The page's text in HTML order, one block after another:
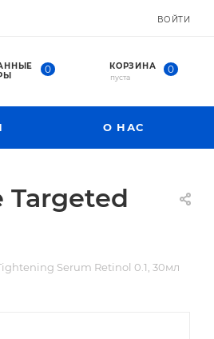
ВОЙТИ
0 КОРЗИНА 0
пуста
О НАС
Targeted
Serum Retinol 0.1, 30мл